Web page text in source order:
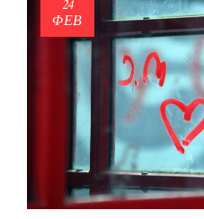
24
ΦΕΒ
yyour